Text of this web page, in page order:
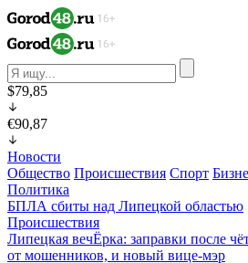
$79,85
€90,87
Новости
Общество Происшествия Спорт
Политика
БПЛА сбиты над Липецкой областью
Происшествия
Липецкая вечЁрка: заправки после
от мошенников, и новый вице-мэр